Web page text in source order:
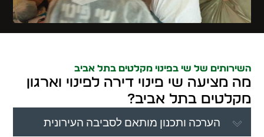
השירותים של שי בפינוי מקלטים בתל אביב
מה מציעה שי פינוי דירה לפינוי וארגון
מקלטים בתל אביב?
הערכה ותכנון מותאם לסביבה העירונית